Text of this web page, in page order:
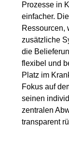
Prozesse in
einfacher.
Ressourcen,
zusätzliche
die
flexibel und
Platz im
Fokus auf
seinen
zentralen
transparent